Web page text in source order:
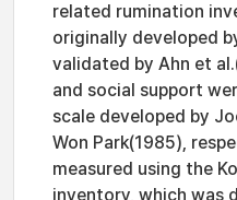
related rumination
originally developed
validated by Ahn et
and social support
scale developed by
Won Park(1985),
measured using the
inventory, which was